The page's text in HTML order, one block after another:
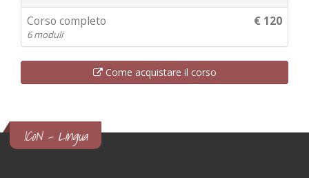
Corso completo
6 moduli
€ 120
Come acquistare il corso
ICoN - Lingua